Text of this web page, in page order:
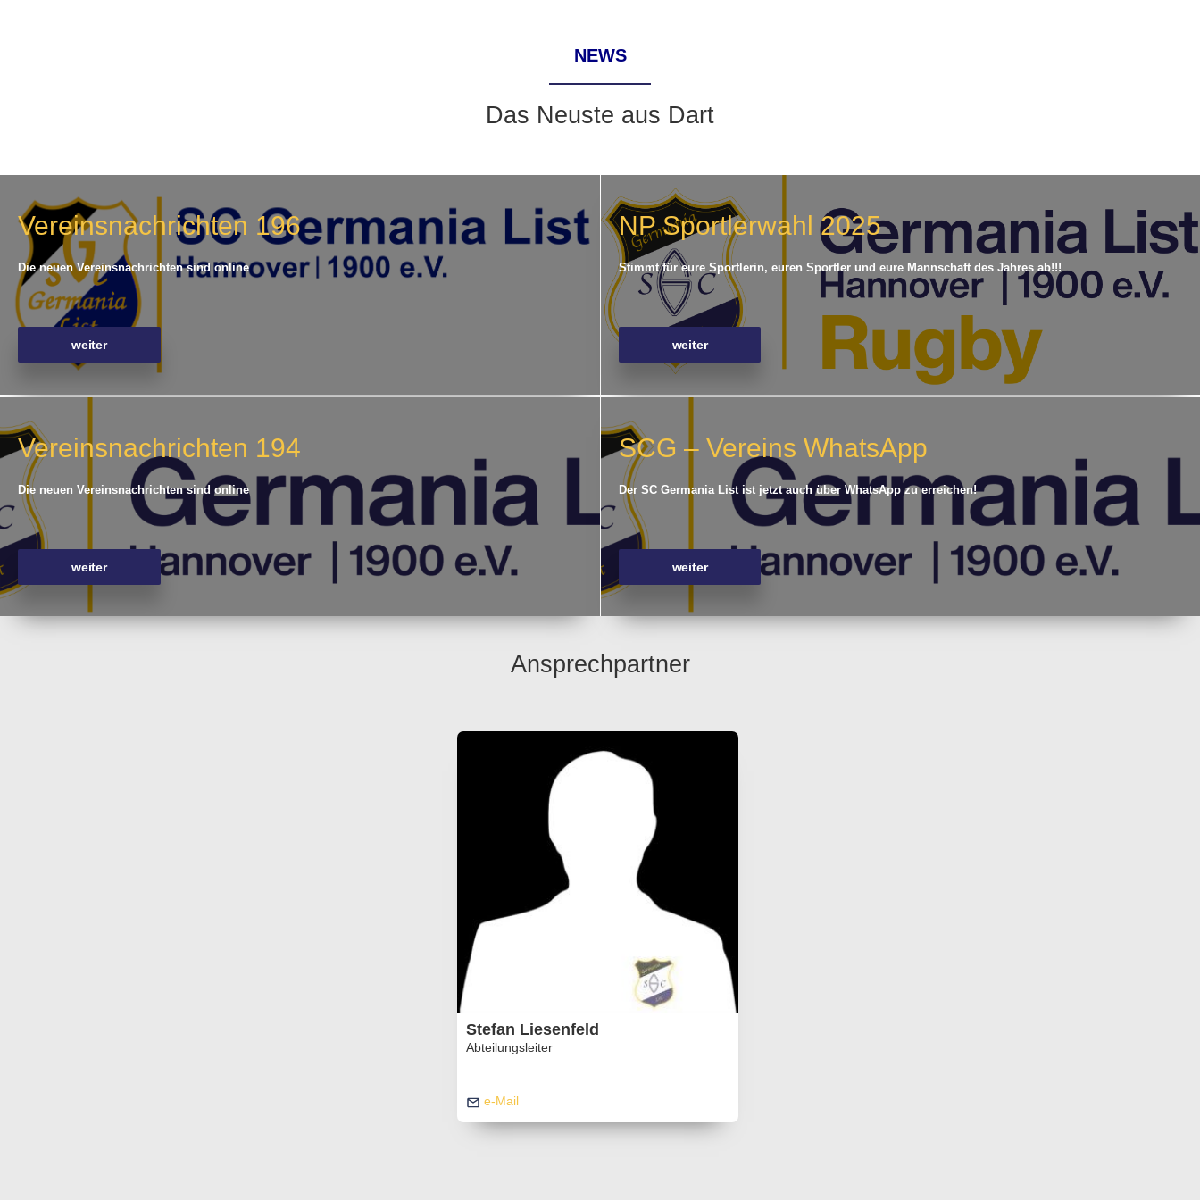
NEWS
Das Neuste aus Dart
Vereinsnachrichten 196
Die neuen Vereinsnachrichten sind online
weiter
NP Sportlerwahl 2025
Stimmt für eure Sportlerin, euren Sportler und eure Mannschaft des Jahres ab!!!
weiter
Vereinsnachrichten 194
Die neuen Vereinsnachrichten sind online
weiter
SCG – Vereins WhatsApp
Der SC Germania List ist jetzt auch über WhatsApp zu erreichen!
weiter
Ansprechpartner
Stefan Liesenfeld
Abteilungsleiter
e-Mail